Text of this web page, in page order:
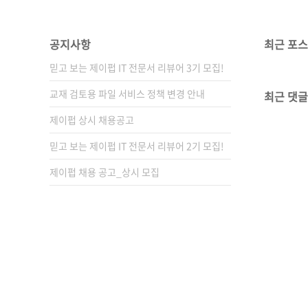
공지사항
믿고 보는 제이펍 IT 전문서 리뷰어 3기 모집!
교재 검토용 파일 서비스 정책 변경 안내
제이펍 상시 채용공고
믿고 보는 제이펍 IT 전문서 리뷰어 2기 모집!
제이펍 채용 공고_상시 모집
최근 포
최근 댓글